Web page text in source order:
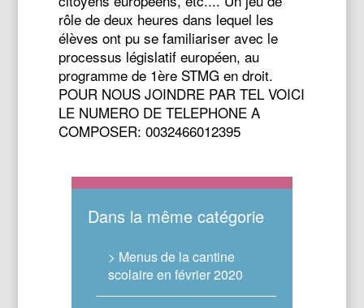
rôle de deux heures dans lequel les
élèves ont pu se familiariser avec le
processus législatif européen, au
programme de 1ère STMG en droit.
POUR NOUS JOINDRE PAR TEL VOICI
LE NUMERO DE TELEPHONE A
COMPOSER: 0032466012395
Dans la même catégorie
> Menus de la cantine
scolaire en février 2020